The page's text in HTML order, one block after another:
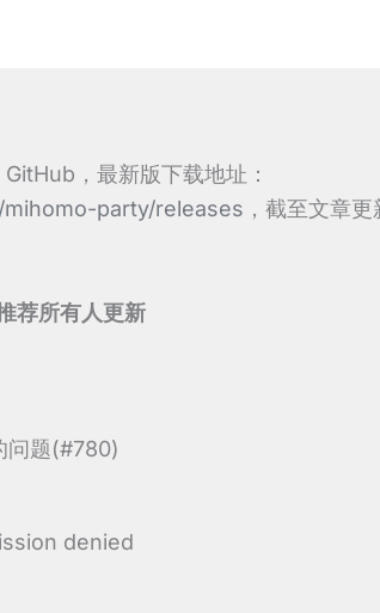
，最新版下载地址：
party/releases ，截至文章
荐所有人更新
问题(#780)
denied